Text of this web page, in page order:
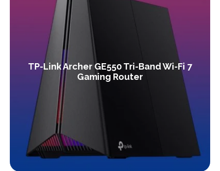
TP-Link Archer GE550 Tri-Band Wi-Fi 7
Gaming Router